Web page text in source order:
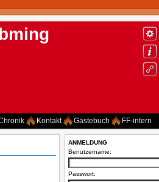
Kontakt Gästebuch FF-intern
ANMELDUNG
Benutzername:
Passwort: